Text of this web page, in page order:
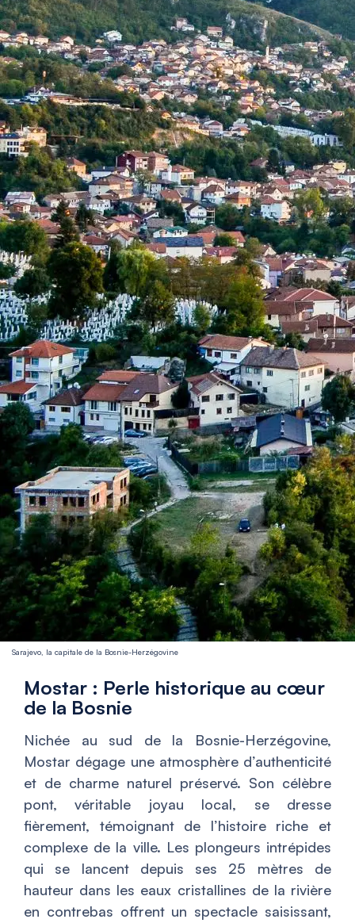
Sarajevo, la capitale de la Bosnie-Herzégovine
Mostar : Perle historique au cœur
de la Bosnie
Nichée au sud de la Bosnie-Herzégovine,
Mostar dégage une atmosphère d’authenticité
et de charme naturel préservé. Son célèbre
pont, véritable joyau local, se dresse
fièrement, témoignant de l’histoire riche et
complexe de la ville. Les plongeurs intrépides
qui se lancent depuis ses 25 mètres de
hauteur dans les eaux cristallines de la rivière
en contrebas offrent un spectacle saisissant,